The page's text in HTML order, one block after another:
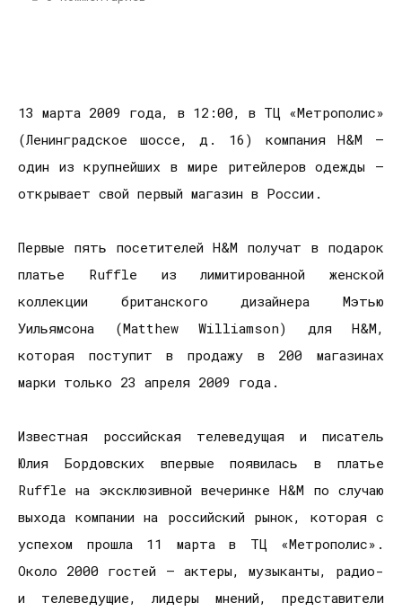
13 марта 2009 года, в 12:00, в ТЦ «Метрополис»
(Ленинградское шоссе, д. 16) компания H&M —
один из крупнейших в мире ритейлеров одежды —
открывает свой первый магазин в России.
Первые пять посетителей H&M получат в подарок
платье Ruffle из лимитированной женской
коллекции британского дизайнера Mэтью
Уильямсона (Matthew Williamson) для H&M,
которая поступит в продажу в 200 магазинах
марки только 23 апреля 2009 года.
Известная российская телеведущая и писатель
Юлия Бордовских впервые появилась в платье
Ruffle на эксклюзивной вечеринке H&M по случаю
выхода компании на российский рынок, которая с
успехом прошла 11 марта в ТЦ «Метрополис».
Около 2000 гостей — актеры, музыканты, радио-
и телеведущие, лидеры мнений, представители